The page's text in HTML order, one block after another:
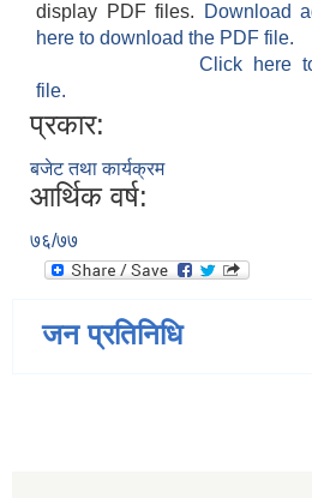
display PDF files.
Download
here to download the PDF file.
Click here
file.
प्रकार:
बजेट तथा कार्यक्रम
आर्थिक वर्ष:
७६/७७
जन प्रतिनिधि